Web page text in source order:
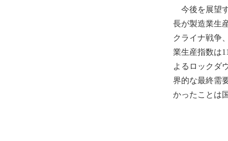
今後を展望
長が製造業生
クライナ戦争
業生産指数は
よるロックダ
界的な最終需
かったことは